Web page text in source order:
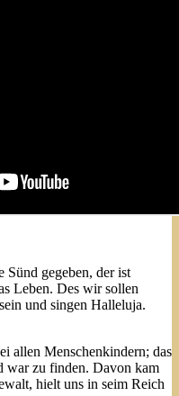
Sünd gegeben, der ist
Leben. Des wir sollen
und singen Halleluja.
allen Menschenkindern; das
war zu finden. Davon kam
hielt uns in seim Reich